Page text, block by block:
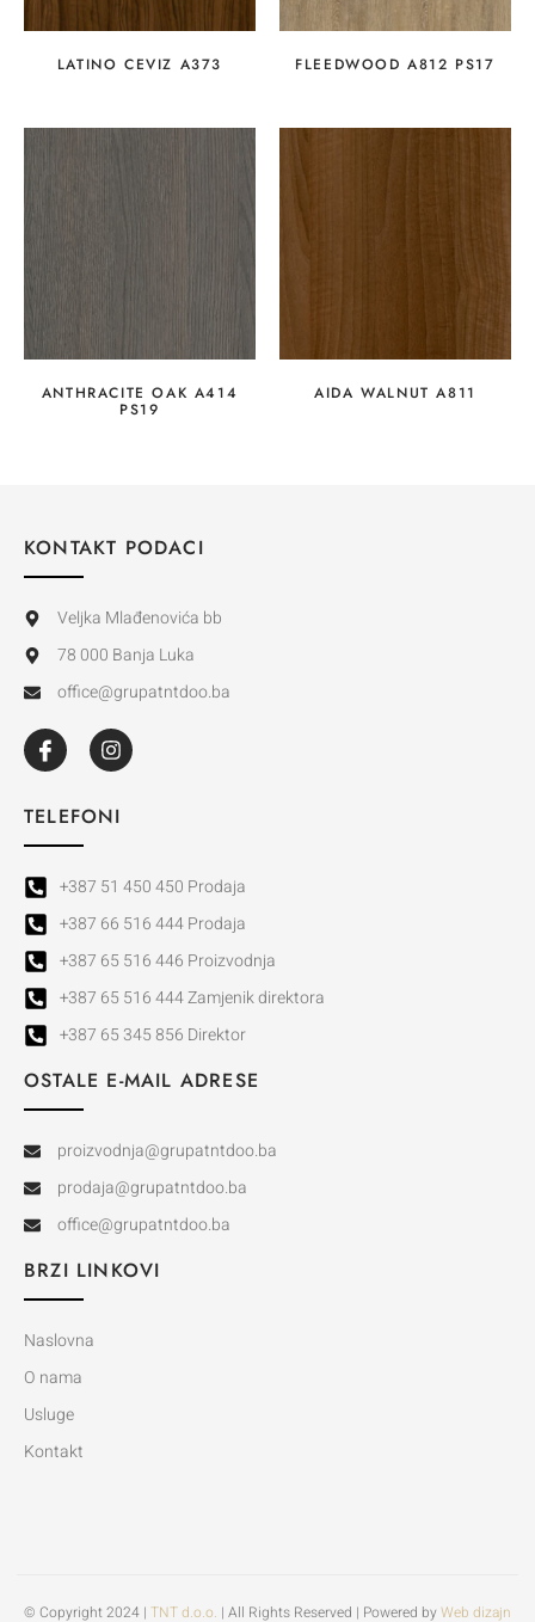
LATINO CEVIZ A373 FLEEDWOOD A812 PS17
ANTHRACITE OAK A414
PS19
AIDA WALNUT A811
KONTAKT PODACI
Veljka Mlađenovića bb
78 000 Banja Luka
office@grupatntdoo.ba
TELEFONI
+387 51 450 450 Prodaja
+387 66 516 444 Prodaja
+387 65 516 446 Proizvodnja
+387 65 516 444 Zamjenik direktora
+387 65 345 856 Direktor
OSTALE E-MAIL ADRESE
proizvodnja@grupatntdoo.ba
prodaja@grupatntdoo.ba
office@grupatntdoo.ba
BRZI LINKOVI
Naslovna
O nama
Usluge
Kontakt
© Copyright 2024 | TNT d.o.o. | All Rights Reserved | Powered byWeb dizajn